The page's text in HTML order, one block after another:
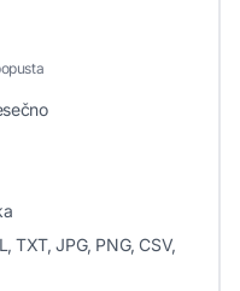
TXT, JPG, PNG, CSV,